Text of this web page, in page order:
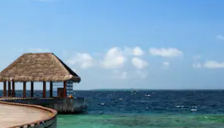
omhoog en omlaag, óf door te